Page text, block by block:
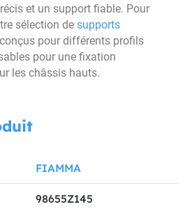
et un support fiable. Pour
sélection de supports
conçus pour différents profils
pour une fixation
les châssis hauts.
FIAMMA
98655Z145